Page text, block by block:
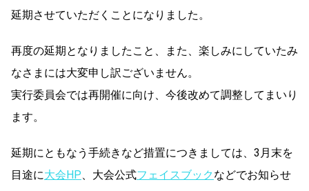
延期させていただくことになりました。
再度の延期となりましたこと、また、 楽しみにしていたみ
なさまには大変申し訳ございません。
実行委員会では再開催に向け、今後改めて調整してまいり
ます。
延期にともなう手続きなど措置につきましては、 3 月末を
目途に大会HP 、大会公式フェイスブック などでお知らせ